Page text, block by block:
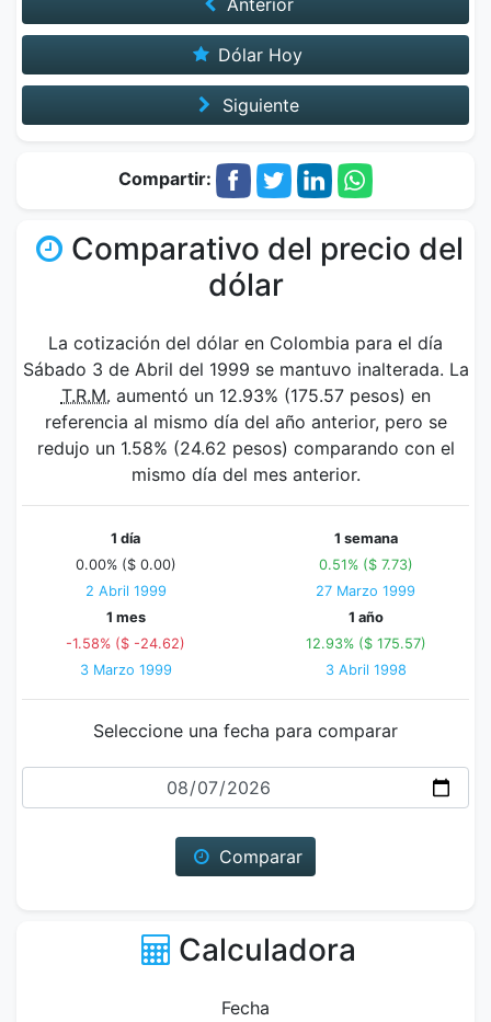
Anterior
Dólar Hoy
Siguiente
Compartir:
Comparativo del precio del
dólar
La cotización del dólar en Colombia para el día
Sábado 3 de Abril del 1999 se mantuvo inalterada. La
T.R.M. aumentó un 12.93% (175.57 pesos) en
referencia al mismo día del año anterior, pero se
redujo un 1.58% (24.62 pesos) comparando con el
mismo día del mes anterior.
1 día
0.00% ($ 0.00)
2 Abril 1999
1 semana
0.51% ($ 7.73)
27 Marzo 1999
1 mes
-1.58% ($ -24.62)
3 Marzo 1999
1 año
12.93% ($ 175.57)
3 Abril 1998
Seleccione una fecha para comparar
Fecha
Comparar
Calculadora
Fecha